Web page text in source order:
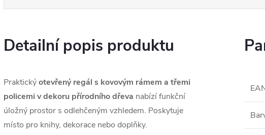
Detailní popis produktu
Praktickýotevřený regál s kovovým rámem a třemi
policemi v dekoru přírodního dřeva nabízí funkční
úložný prostor s odlehčeným vzhledem. Poskytuje
místo pro knihy, dekorace nebo doplňky.